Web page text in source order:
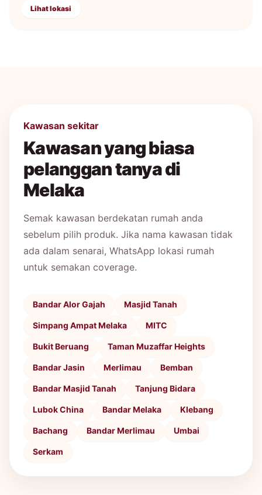
Lihat lokasi
Kawasan sekitar
Kawasan yang biasa
pelanggan tanya di
Melaka
Semak kawasan berdekatan rumah anda
sebelum pilih produk. Jika nama kawasan tidak
ada dalam senarai, WhatsApp lokasi rumah
untuk semakan coverage.
Bandar Alor Gajah Masjid Tanah
Simpang Ampat Melaka MITC
Bukit Beruang Taman Muzaffar Heights
Bandar Jasin Merlimau Bemban
Bandar Masjid Tanah Tanjung Bidara
Lubok China Bandar Melaka Klebang
Bachang Bandar Merlimau Umbai
Serkam